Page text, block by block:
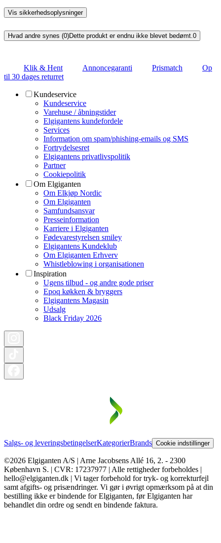
Vis sikkerhedsoplysninger
Hvad andre synes (0)Dette produkt er endnu ikke blevet bedømt.0
Klik & Hent Annoncegaranti Prismatch
Op
til 30 dages returret
Kundeservice
Kundeservice
Varehuse / åbningstider
Elgigantens kundefordele
Services
Information om spam/phishing-emails og SMS
Fortrydelsesret
Elgigantens privatlivspolitik
Partner
Cookiepolitik
Om Elgiganten
Om Elkjøp Nordic
Om Elgiganten
Samfundsansvar
Presseinformation
Karriere i Elgiganten
Fødevarestyrelsen smiley
Elgigantens Kundeklub
Om Elgiganten Erhverv
Whistleblowing i organisationen
Inspiration
Ugens tilbud - og andre gode priser
Epoq køkken & bryggers
Elgigantens Magasin
Udsalg
Black Friday 2026
Salgs- og leveringsbetingelserKategorierBrands Cookie indstillinger
©2026 Elgiganten A/S | Arne Jacobsens Allé 16, 2. - 2300
København S. | CVR: 17237977 | Alle rettigheder forbeholdes |
hello@elgiganten.dk | Vi tager forbehold for tryk- og korrekturfejl
samt afgifts- og prisændringer. Vi gør i øvrigt opmærksom på at din
bestilling ikke er bindende for Elgiganten, før Elgiganten har
behandlet din ordre og sendt en bindende faktura.